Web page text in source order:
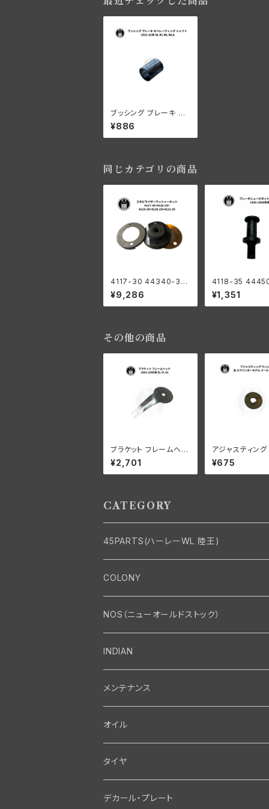
ブッシング ブレーキ オ
ペレーティング シャフト
ハーレーダビッドソン 1
931-52年 DL RL WL
¥886
同じカテゴリの商品
4117-30 44340-30
スタビライザー ワッシャ
ー キット ハーレーダビ
ッドソン 1930-52年 D
¥9,286
4118-35
ブレーキシュー
スタッド ハーレ
ドソン 1935-
¥1,351
その他の商品
ブラケット フレームヘッ
ド ステアリングダンパー
ハーレー 1941-1945
年 EL FL UL
¥2,701
アジャスティング
ャー ハーレーダ
ン 全スプリンガ
ル パーカーライ
¥675
CATEGORY
45PARTS(ハーレーWL 陸王)
エンジン
エンジン・シリンダーヘッド
バルブ・タペット関係
マフラー・インテーク・キャブレター
マフラー関係
インテーク・キャブレター関係
エレクトリカル
ジェネレーター関係
ディストリビューター関係
駆動系
ドライブチェーン関係
スプロケット・ベルトドライブキット
フロントフォーク・フレーム
フロントフォーク関係
ソフテイル用 New Springer Fork
シート・サドルバッグ
シートポスト関係
ハンドルバー・タンク・フェンダー
COLONY
Bolt・Nut
Nut
Screw
Front End・Rear End
Wheel-Brake
Fork-Shockabsorber
Motor
Motor
Carbrator
Transmission・Primary
Transmission-Shifter
Primary-clutch-Kickstarter
Gastank・Oiltank
Oilline
Electrical
NOS（ニューオールドストック）
INDIAN
メンテナンス
オイル
タイヤ
デカール・プレート